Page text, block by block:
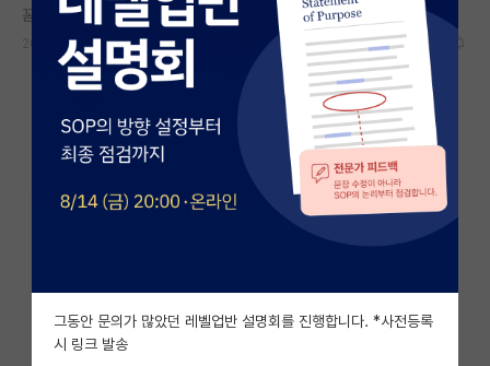
연구실&오픈랩
커뮤니티
커뮤니티 홈
전체글보기
베스트 게시판
자유 게시판(아무개랩)
미국 유학 게시판
꼼꼼한 호르헤 보르헤스
2023.11.22 0 2439
그동안 문의가 많았던 레벨업반 설명회를 진행합니다. *사전등록
시 링크 발송